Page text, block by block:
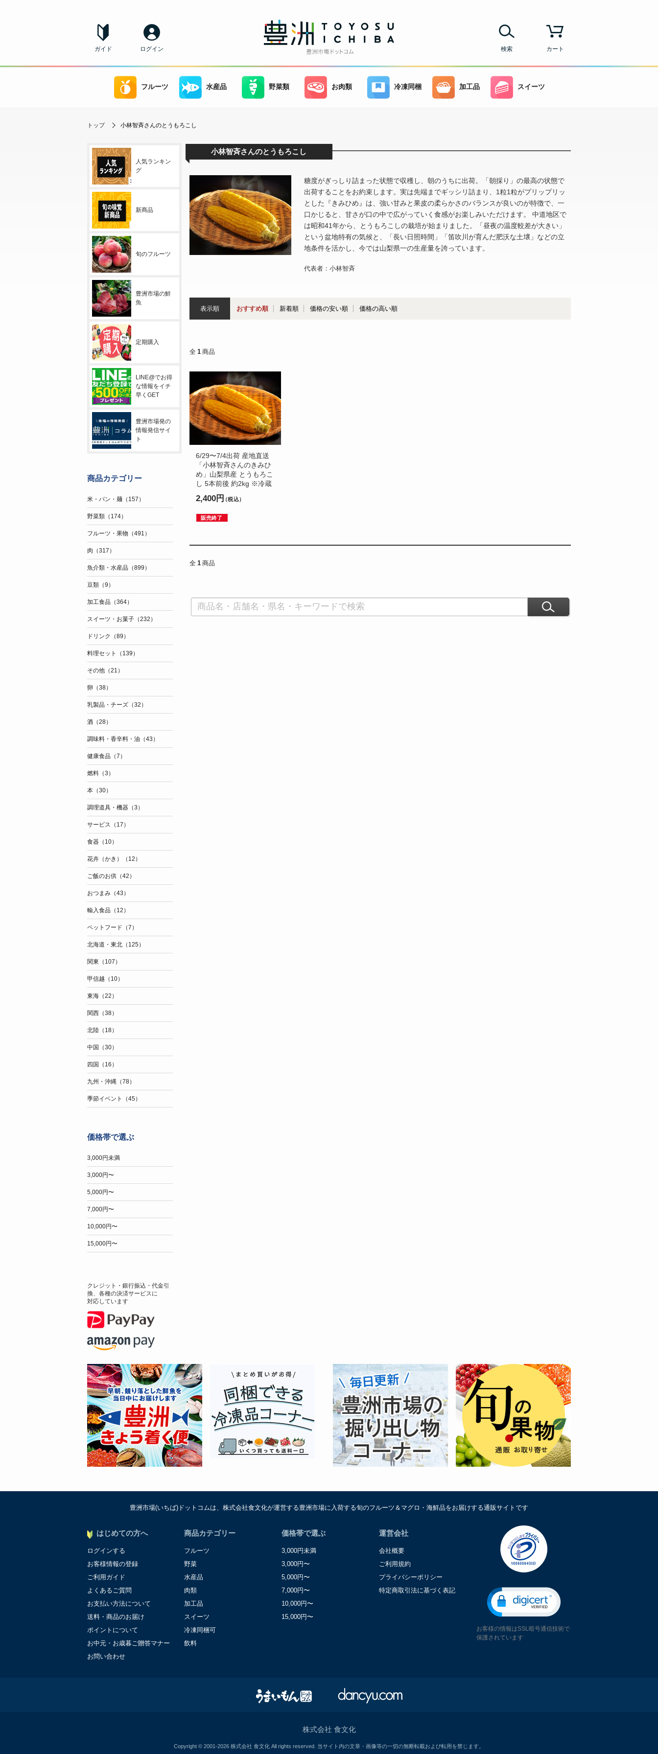
ガイド ログイン カート
検索
フルーツ 水産品 野菜類 お肉類 冷凍同梱 加工品 スイーツ
トップ 小林智斉さんのとうもろこし
小林智斉さんのとうもろこし
糖度がぎっしり詰まった状態で収穫し、朝のうちに出荷。「朝採り」の最高の状態で
出荷することをお約束します。実は先端までギッシリ詰まり、1粒1粒がプリップリッ
とした『きみひめ』は、強い甘みと果皮の柔らかさのバランスが良いのが特徴で、一
口かじると、甘さが口の中で広がっていく食感がお楽しみいただけます。 中道地区で
は昭和41年から、とうもろこしの栽培が始まりました。「昼夜の温度較差が大きい」
という盆地特有の気候と、「長い日照時間」「笛吹川が育んだ肥沃な土壌」などの立
地条件を活かし、今では山梨県一の生産量を誇っています。
代表者：小林智斉
表示順 おすすめ順 新着順 価格の安い順 価格の高い順
全 1 商品
6/29〜7/4出荷 産地直送
「小林智斉さんのきみひ
め」山梨県産 とうもろこ
し 5本前後 約2kg ※冷蔵
2,400円（税込）
販売終了
全 1 商品
人気ランキン
グ
新商品
旬のフルーツ
豊洲市場の鮮
魚
定期購入
LINE@でお得
な情報をイチ
早くGET
豊洲市場発の
情報発信サイ
ト
商品カテゴリー
米・パン・麺（157）
野菜類（174）
フルーツ・果物（491）
肉（317）
魚介類・水産品（899）
豆類（9）
加工食品（364）
スイーツ・お菓子（232）
ドリンク（89）
料理セット（139）
その他（21）
卵（38）
乳製品・チーズ（32）
酒（28）
調味料・香辛料・油（43）
健康食品（7）
燃料（3）
本（30）
調理道具・機器（3）
サービス（17）
食器（10）
花卉（かき）（12）
ご飯のお供（42）
おつまみ（43）
輸入食品（12）
ペットフード（7）
北海道・東北（125）
関東（107）
甲信越（10）
東海（22）
関西（38）
北陸（18）
中国（30）
四国（16）
九州・沖縄（78）
季節イベント（45）
価格帯で選ぶ
3,000円未満
3,000円〜
5,000円〜
7,000円〜
10,000円〜
15,000円〜
クレジット・銀行振込・代金引
換、各種の決済サービスに
対応しています
豊洲市場(いちば)ドットコムは、株式会社食文化が運営する豊洲市場に入荷する旬のフルーツ＆マグロ・海鮮品をお届けする通販サイトです
はじめての方へ
ログインする
お客様情報の登録
ご利用ガイド
よくあるご質問
お支払い方法について
送料・商品のお届け
ポイントについて
お中元・お歳暮ご贈答マナー
お問い合わせ
商品カテゴリー
フルーツ
野菜
水産品
肉類
加工品
スイーツ
冷凍同梱可
飲料
価格帯で選ぶ
3,000円未満
3,000円〜
5,000円〜
7,000円〜
10,000円〜
15,000円〜
運営会社
会社概要
ご利用規約
プライバシーポリシー
特定商取引法に基づく表記
お客様の情報はSSL暗号通信技術で
保護されています
株式会社 食文化
Copyright © 2001-2026 株式会社 食文化 All rights reserved. 当サイト内の文章・画像等の一切の無断転載および転用を禁じます。